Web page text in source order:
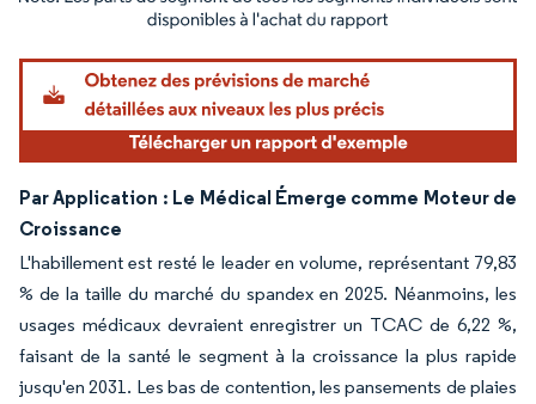
Image © Mordor Intelligence. La réutilisation nécessite une attribution sous CC BY
Par Application : Le Médical Émerge comme Moteur de
Croissance
L'habillement est resté le leader en volume, représentant 79,83
% de la taille du marché du spandex en 2025. Néanmoins, les
usages médicaux devraient enregistrer un TCAC de 6,22 %,
faisant de la santé le segment à la croissance la plus rapide
jusqu'en 2031. Les bas de contention, les pansements de plaies